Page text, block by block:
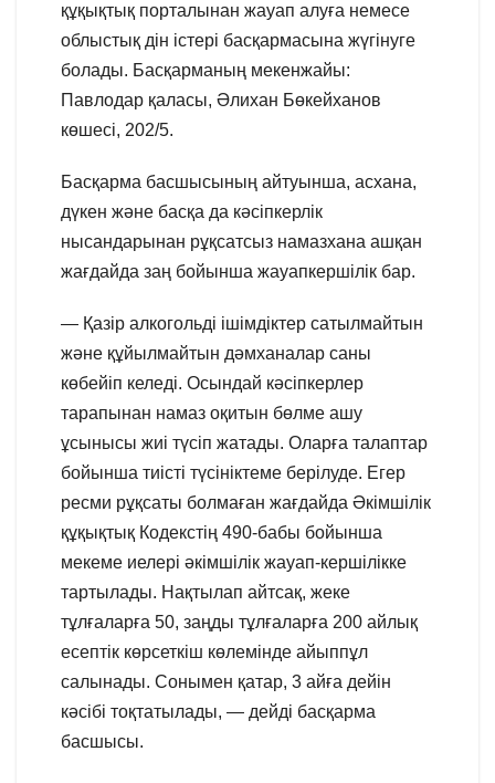
құқықтық порталынан жауап алуға немесе
облыстық дін істері басқармасына жүгінуге
болады. Басқарманың мекенжайы:
Павлодар қаласы, Әлихан Бөкейханов
көшесі, 202/5.
Басқарма басшысының айтуынша, асхана,
дүкен және басқа да кәсіпкерлік
нысандарынан рұқсатсыз намазхана ашқан
жағдайда заң бойынша жауапкершілік бар.
— Қазір алкогольді ішімдіктер сатылмайтын
және құйылмайтын дәмханалар саны
көбейіп келеді. Осындай кәсіпкерлер
тарапынан намаз оқитын бөлме ашу
ұсынысы жиі түсіп жатады. Оларға талаптар
бойынша тиісті түсініктеме берілуде. Егер
ресми рұқсаты болмаған жағдайда Әкімшілік
құқықтық Кодекстің 490-бабы бойынша
мекеме иелері әкімшілік жауап-кершілікке
тартылады. Нақтылап айтсақ, жеке
тұлғаларға 50, заңды тұлғаларға 200 айлық
есептік көрсеткіш көлемінде айыппұл
салынады. Сонымен қатар, 3 айға дейін
кәсібі тоқтатылады, — дейді басқарма
басшысы.